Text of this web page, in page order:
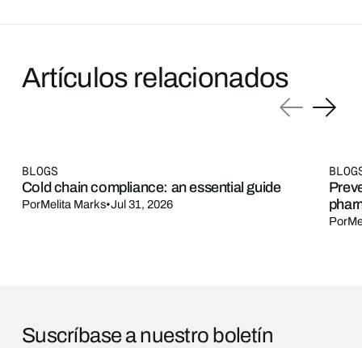
Artículos relacionados
BLOGS
Cold chain compliance: an essential guide
PorMelita Marks•Jul 31, 2026
Por
Suscríbase a nuestro boletín